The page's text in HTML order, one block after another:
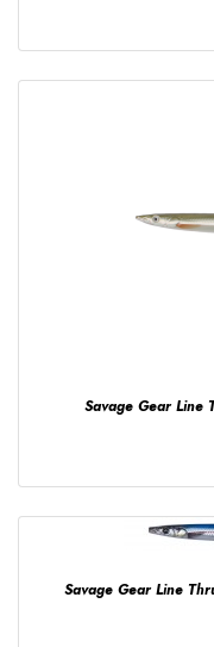
Savage Gear Line
Savage Gear Line